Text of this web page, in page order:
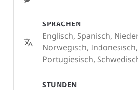
SPRACHEN
Englisch, Spanisch,
Norwegisch,
Portugiesisch,
STUNDEN